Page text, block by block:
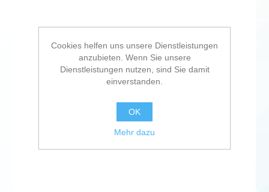
Cookies helfen uns unsere Dienstleistungen
anzubieten. Wenn Sie unsere
Dienstleistungen nutzen, sind Sie damit
einverstanden.
OK
Mehr dazu